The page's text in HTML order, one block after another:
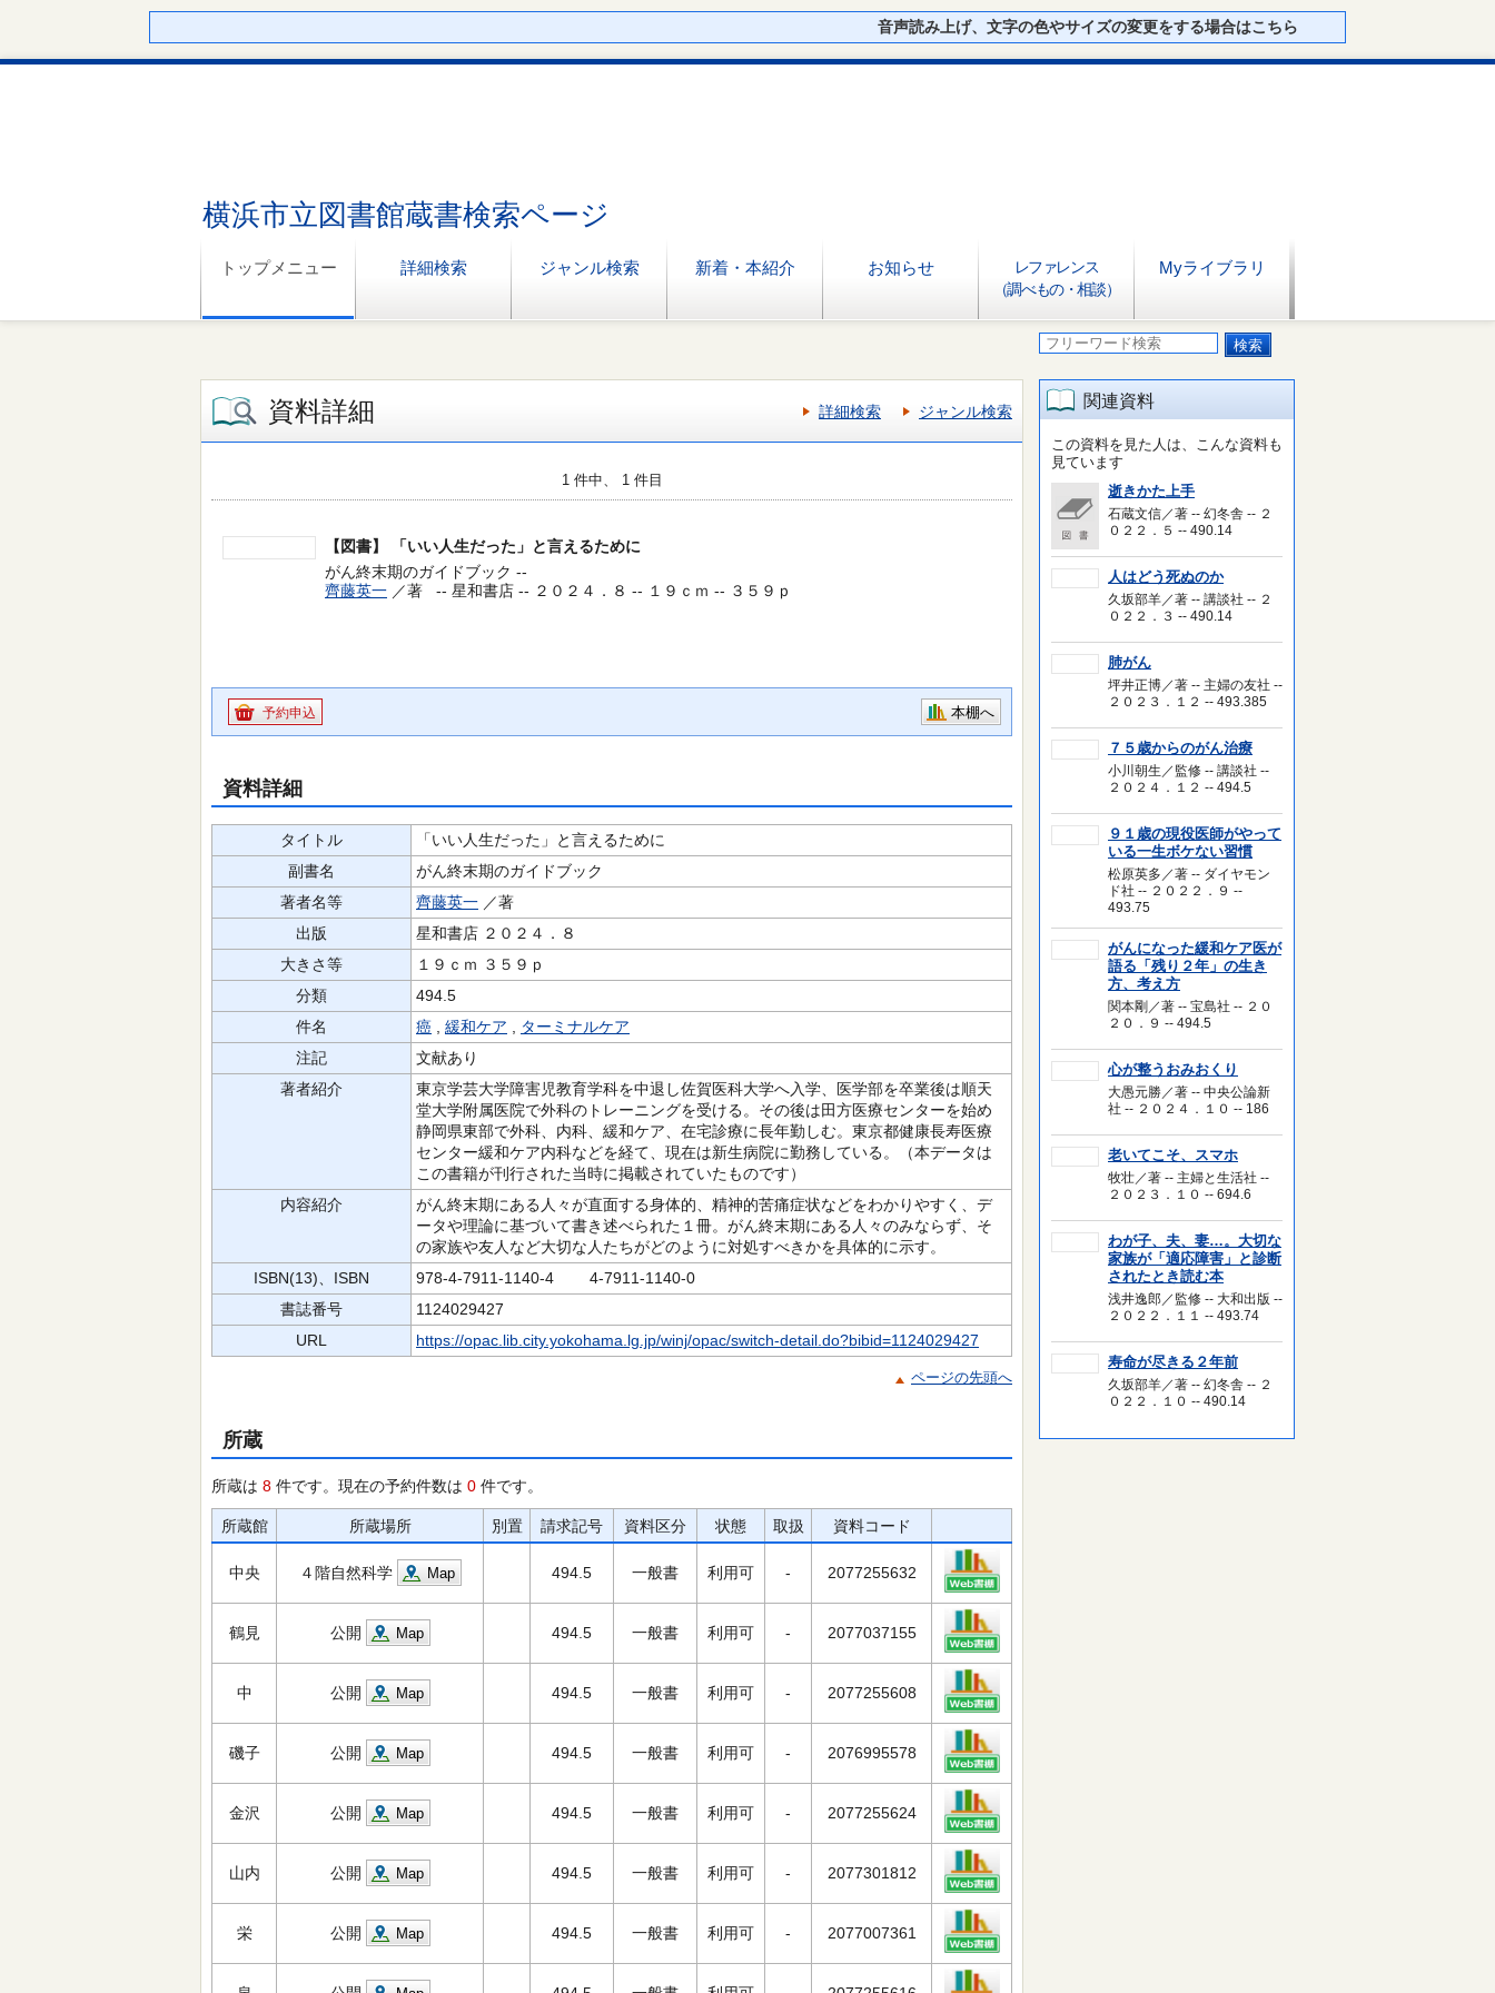
音声読み上げ、文字の色やサイズの変更をする場合はこちら
横浜市立図書館蔵書検索ページ
トップメニュー 詳細検索 ジャンル検索 新着・本紹介 お知らせ
レファレンス
（調べもの・相談）
Myライブラリ
資料詳細 詳細検索 ジャンル検索
1 件中、 1 件目
【図書】
「いい人生だった」と言えるために
がん終末期のガイドブック --
齊藤英一 ／著 -- 星和書店 -- ２０２４．８ -- １９ｃｍ -- ３５９ｐ
予約申込 本棚へ
資料詳細
タイトル
「いい人生だった」と言えるために
副書名
がん終末期のガイドブック
著者名等
齊藤英一 ／著
出版
星和書店 ２０２４．８
大きさ等
１９ｃｍ ３５９ｐ
分類
494.5
件名
癌 , 緩和ケア , ターミナルケア
注記
文献あり
著者紹介
東京学芸大学障害児教育学科を中退し佐賀医科大学へ入学、医学部を卒業後は順天
堂大学附属医院で外科のトレーニングを受ける。その後は田方医療センターを始め
静岡県東部で外科、内科、緩和ケア、在宅診療に長年勤しむ。東京都健康長寿医療
センター緩和ケア内科などを経て、現在は新生病院に勤務している。（本データは
この書籍が刊行された当時に掲載されていたものです）
内容紹介
がん終末期にある人々が直面する身体的、精神的苦痛症状などをわかりやすく、デ
ータや理論に基づいて書き述べられた１冊。がん終末期にある人々のみならず、そ
の家族や友人など大切な人たちがどのように対処すべきかを具体的に示す。
ISBN(13)、ISBN
978-4-7911-1140-4 4-7911-1140-0
書誌番号
1124029427
URL
https://opac.lib.city.yokohama.lg.jp/winj/opac/switch-detail.do?bibid=1124029427
ページの先頭へ
所蔵
所蔵は 8 件です。現在の予約件数は 0 件です。
所蔵館 所蔵場所 別置 請求記号 資料区分 状態 取扱 資料コード
中央 ４階自然科学 Map 494.5 一般書 利用可 - 2077255632
鶴見 公開 Map 494.5 一般書 利用可 - 2077037155
中 公開 Map 494.5 一般書 利用可 - 2077255608
磯子 公開 Map 494.5 一般書 利用可 - 2076995578
金沢 公開 Map 494.5 一般書 利用可 - 2077255624
山内 公開 Map 494.5 一般書 利用可 - 2077301812
栄 公開 Map 494.5 一般書 利用可 - 2077007361
関連資料
この資料を見た人は、こんな資料も
見ています
逝きかた上手
石蔵文信／著 -- 幻冬舎 -- ２
０２２．５ -- 490.14
人はどう死ぬのか
久坂部羊／著 -- 講談社 -- ２
０２２．３ -- 490.14
肺がん
坪井正博／著 -- 主婦の友社 --
２０２３．１２ -- 493.385
７５歳からのがん治療
小川朝生／監修 -- 講談社 --
２０２４．１２ -- 494.5
９１歳の現役医師がやって
いる一生ボケない習慣
松原英多／著 -- ダイヤモン
ド社 -- ２０２２．９ --
493.75
がんになった緩和ケア医が
語る「残り２年」の生き
方、考え方
関本剛／著 -- 宝島社 -- ２０
２０．９ -- 494.5
心が整うおみおくり
大愚元勝／著 -- 中央公論新
社 -- ２０２４．１０ -- 186
老いてこそ、スマホ
牧壮／著 -- 主婦と生活社 --
２０２３．１０ -- 694.6
わが子、夫、妻…。大切な
家族が「適応障害」と診断
されたとき読む本
浅井逸郎／監修 -- 大和出版 --
２０２２．１１ -- 493.74
寿命が尽きる２年前
久坂部羊／著 -- 幻冬舎 -- ２
０２２．１０ -- 490.14